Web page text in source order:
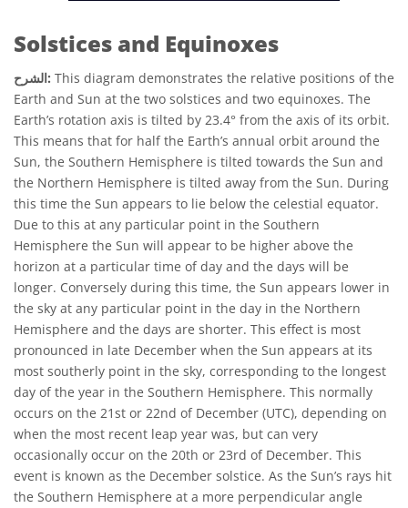
Solstices and Equinoxes
الشرح: This diagram demonstrates the relative positions of the
Earth and Sun at the two solstices and two equinoxes. The
Earth’s rotation axis is tilted by 23.4° from the axis of its orbit.
This means that for half the Earth’s annual orbit around the
Sun, the Southern Hemisphere is tilted towards the Sun and
the Northern Hemisphere is tilted away from the Sun. During
this time the Sun appears to lie below the celestial equator.
Due to this at any particular point in the Southern
Hemisphere the Sun will appear to be higher above the
horizon at a particular time of day and the days will be
longer. Conversely during this time, the Sun appears lower in
the sky at any particular point in the day in the Northern
Hemisphere and the days are shorter. This effect is most
pronounced in late December when the Sun appears at its
most southerly point in the sky, corresponding to the longest
day of the year in the Southern Hemisphere. This normally
occurs on the 21st or 22nd of December (UTC), depending on
when the most recent leap year was, but can very
occasionally occur on the 20th or 23rd of December. This
event is known as the December solstice. As the Sun’s rays hit
the Southern Hemisphere at a more perpendicular angle